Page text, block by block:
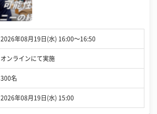
2026年08月19日(水) 16:00〜16:50
オンラインにて実施
300名
2026年08月19日(水) 15:00